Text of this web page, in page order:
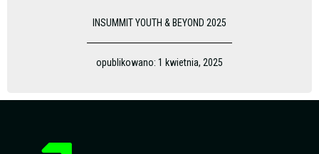
INSUMMIT YOUTH & BEYOND 2025
opublikowano: 1 kwietnia, 2025